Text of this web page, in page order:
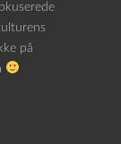
på